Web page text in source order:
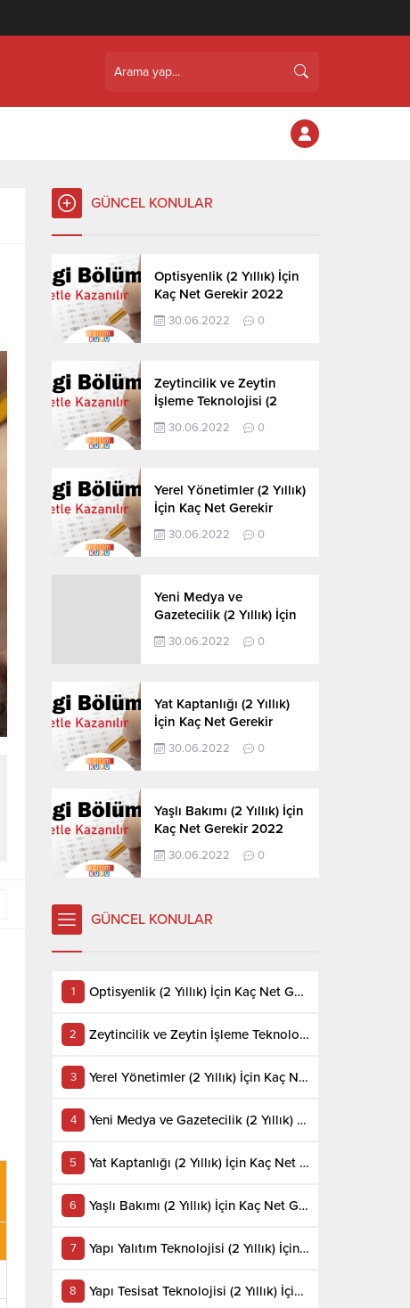
GÜNCEL KONULAR
Optisyenlik (2 Yıllık) İçin
Kaç Net Gerekir 2022
30.06.2022 0
Zeytincilik ve Zeytin
İşleme Teknolojisi (2
Yıllık) İçin Kaç Net
Gerekir 2022
30.06.2022 0
Yerel Yönetimler (2 Yıllık)
İçin Kaç Net Gerekir
2022
30.06.2022 0
Yeni Medya ve
Gazetecilik (2 Yıllık) İçin
Kaç Net Gerekir 2022
30.06.2022 0
Yat Kaptanlığı (2 Yıllık)
İçin Kaç Net Gerekir
2022
30.06.2022 0
Yaşlı Bakımı (2 Yıllık) İçin
Kaç Net Gerekir 2022
30.06.2022 0
GÜNCEL KONULAR
Optisyenlik (2 Yıllık) İçin Kaç Net Gerekir 2022
Zeytincilik ve Zeytin İşleme Teknolojisi (2 Yıllık) İçin Kaç Net Gerekir 2022
Yerel Yönetimler (2 Yıllık) İçin Kaç Net Gerekir 2022
Yeni Medya ve Gazetecilik (2 Yıllık) İçin Kaç Net Gerekir 2022
Yat Kaptanlığı (2 Yıllık) İçin Kaç Net Gerekir 2022
Yaşlı Bakımı (2 Yıllık) İçin Kaç Net Gerekir 2022
Yapı Yalıtım Teknolojisi (2 Yıllık) İçin Kaç Net Gerekir 2022
Yapı Tesisat Teknolojisi (2 Yıllık) İçin Kaç Net Gerekir 2022